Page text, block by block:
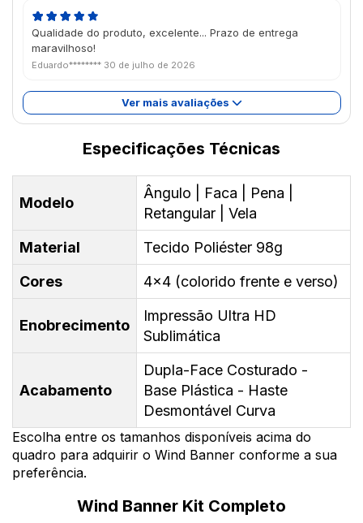
Qualidade do produto, excelente... Prazo de entrega
maravilhoso!
Eduardo******** 30 de julho de 2026
Ver mais avaliações
Especificações Técnicas
Modelo
Ângulo | Faca | Pena |
Retangular | Vela
Material
Tecido Poliéster 98g
Cores
4x4 (colorido frente e verso)
Enobrecimento
Impressão Ultra HD
Sublimática
Acabamento
Dupla-Face Costurado -
Base Plástica - Haste
Desmontável Curva
Escolha entre os tamanhos disponíveis acima do
quadro para adquirir o Wind Banner conforme a sua
preferência.
Wind Banner Kit Completo